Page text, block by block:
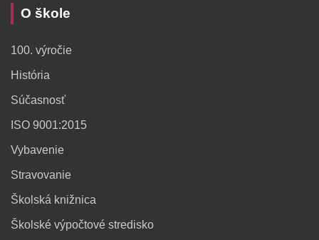
O škole
100. výročie
História
Súčasnosť
ISO 9001:2015
Vybavenie
Stravovanie
Školská knižnica
Školské výpočtové stredisko